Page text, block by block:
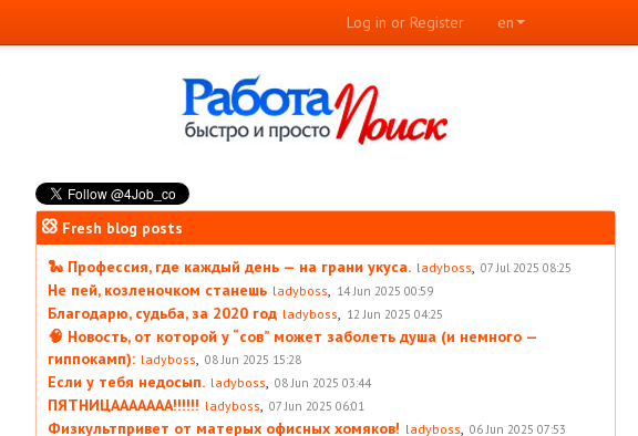
en
Log in or Register
Fresh blog posts
🐍 Профессия, где каждый день — на грани укуса. ladyboss, 07 Jul 2025 08:25
Не пей, козленочком станешь ladyboss, 14 Jun 2025 00:59
Благодарю, судьба, за 2020 год ladyboss, 12 Jun 2025 04:25
🧠 Новость, от которой у “сов” может заболеть душа (и немного —
гиппокамп): ladyboss, 08 Jun 2025 15:28
Если у тебя недосып. ladyboss, 08 Jun 2025 03:44
ПЯТНИЦААААААА!!!!!! ladyboss, 07 Jun 2025 06:01
Физкультпривет от матерых офисных хомяков! ladyboss, 06 Jun 2025 07:53